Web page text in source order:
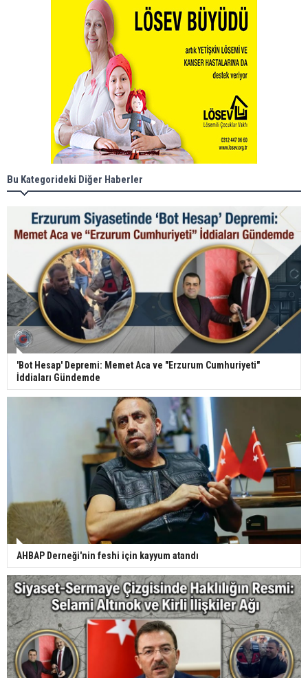
Bu Kategorideki Diğer Haberler
'Bot Hesap' Depremi: Memet Aca ve "Erzurum Cumhuriyeti"
İddiaları Gündemde
AHBAP Derneği'nin feshi için kayyum atandı